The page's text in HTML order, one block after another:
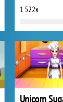
1 522x